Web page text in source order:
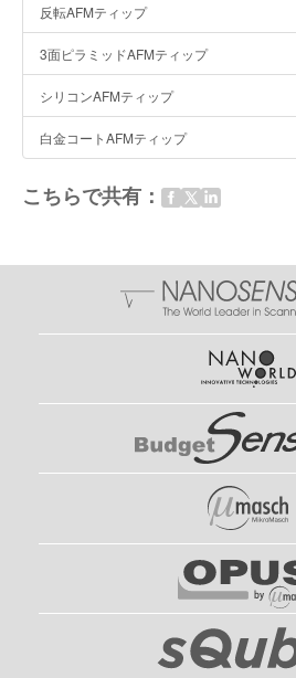
反転AFMティップ
3面ピラミッドAFMティップ
シリコンAFMティップ
白金コートAFMティップ
こちらで共有：